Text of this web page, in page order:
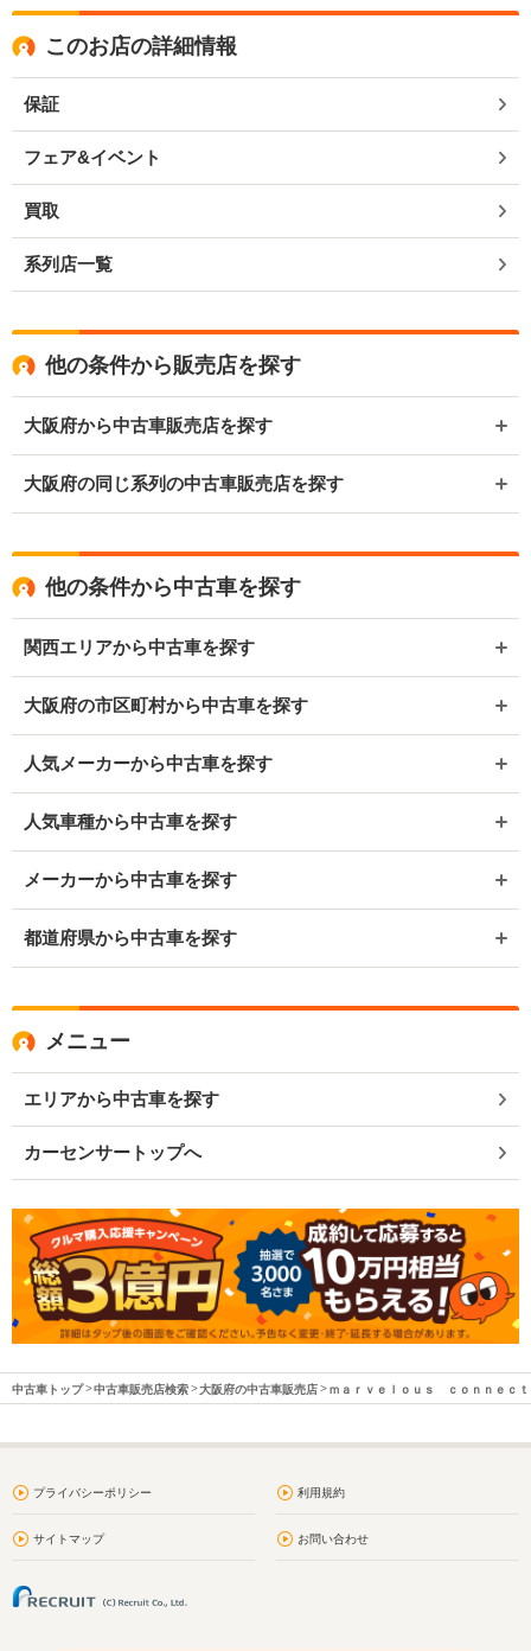
このお店の詳細情報
保証
フェア&イベント
買取
系列店一覧
他の条件から販売店を探す
大阪府から中古車販売店を探す
大阪府の同じ系列の中古車販売店を探す
他の条件から中古車を探す
関西エリアから中古車を探す
大阪府の市区町村から中古車を探す
人気メーカーから中古車を探す
人気車種から中古車を探す
メーカーから中古車を探す
都道府県から中古車を探す
メニュー
エリアから中古車を探す
カーセンサートップへ
中古車トップ 中古車販売店検索 大阪府の中古車販売店 ｍａｒｖｅｌｏｕｓ ｃｏｎｎｅｃ
プライバシーポリシー 利用規約
サイトマップ お問い合わせ